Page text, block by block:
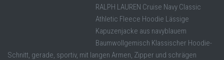
RALPH LAUREN Cruise Navy Classic
Athletic Fleece Hoodie Lässige
Kapuzenjacke aus navyblauem
Baumwollgemisch Klassischer Hoodie-
Schnitt, gerade, sportiv, mit langen Armen, Zipper und schrägen